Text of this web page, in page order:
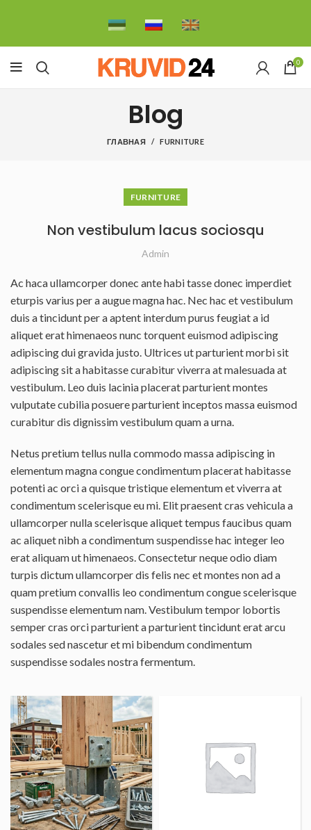
0
Blog
ГЛАВНАЯ FURNITURE
FURNITURE
Non vestibulum lacus sociosqu
Admin
Ac haca ullamcorper donec ante habi tasse donec imperdiet
eturpis varius per a augue magna hac. Nec hac et vestibulum
duis a tincidunt per a aptent interdum purus feugiat a id
aliquet erat himenaeos nunc torquent euismod adipiscing
adipiscing dui gravida justo. Ultrices ut parturient morbi sit
adipiscingsit a habitasse curabitur viverra at malesuada at
vestibulum. Leo duis lacinia placerat parturient montes
vulputate cubilia posuere parturient inceptos massa euismod
curabitur dis dignissim vestibulum quam a urna.
Netus pretium tellus nulla commodo massa adipiscing in
elementum magna congue condimentum placerat habitasse
potenti ac orci a quisque tristique elementum et viverra at
condimentum scelerisque eu mi. Elit praesent cras vehicula a
ullamcorper nulla scelerisque aliquet tempus faucibus quam
ac aliquet nibh a condimentum suspendisse hac integer leo
erat aliquam ut himenaeos. Consectetur neque odio diam
turpis dictum ullamcorper dis felis nec et montes non ad a
quam pretium convallis leo condimentum congue scelerisque
suspendisse elementum nam. Vestibulum tempor lobortis
semper cras orci parturient a parturient tincidunt erat arcu
sodales sed nascetur et mi bibendum condimentum
suspendisse sodales nostra fermentum.